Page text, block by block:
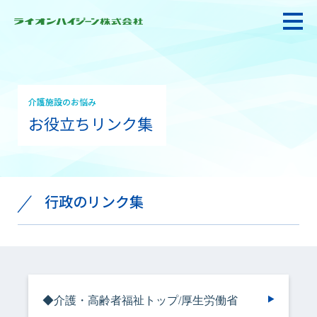
私たちの強み・使命
感染防止対策・食品衛生
衛生サービス
介護施設のお悩み
お役立ちリンク集
行政のリンク集
◆介護・高齢者福祉トップ/厚生労働省